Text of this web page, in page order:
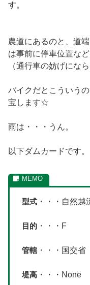
す。
農道にあるのと、道
は事前に停車位置な
（通行車の妨げにな
バイクだとこういう
宝します☆
雨は・・・うん。
以下ダムカードです。
型式 ・・・自然
目的 ・・・F
管轄 ・・・国交省
堤高 ・・・None